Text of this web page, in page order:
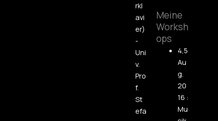
rkl
avi
er)
-
Uni
v.
Pro
f.
St
efa
Meine
Worksh
ops
4,5
Au
g.
20
16 :
Mu